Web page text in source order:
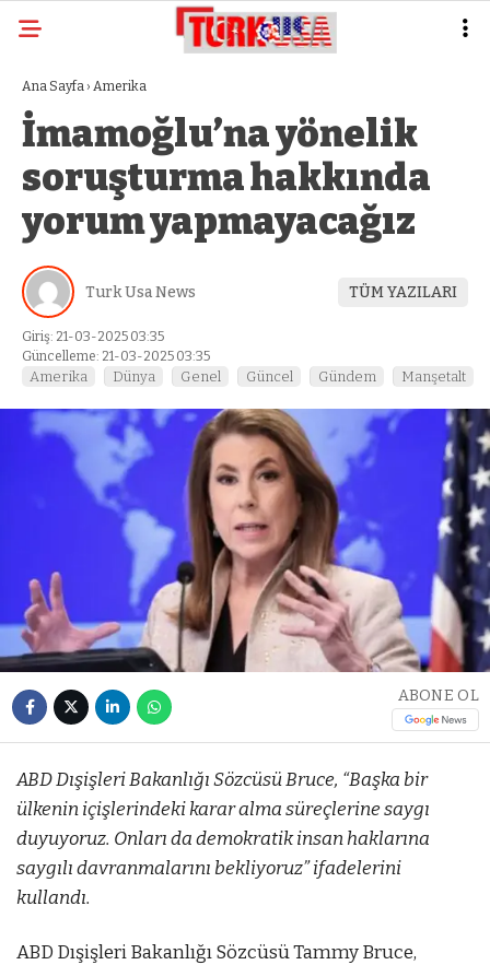
Ana Sayfa › Amerika
İmamoğlu’na yönelik
soruşturma hakkında
yorum yapmayacağız
Turk Usa News TÜM YAZILARI
Giriş: 21-03-2025 03:35
Güncelleme: 21-03-2025 03:35
Amerika Dünya Genel Güncel Gündem Manşetalt
ABONE OL
ABD Dışişleri Bakanlığı Sözcüsü Bruce, “Başka bir
ülkenin içişlerindeki karar alma süreçlerine saygı
duyuyoruz. Onları da demokratik insan haklarına
saygılı davranmalarını bekliyoruz” ifadelerini
kullandı.
ABD Dışişleri Bakanlığı Sözcüsü Tammy Bruce,